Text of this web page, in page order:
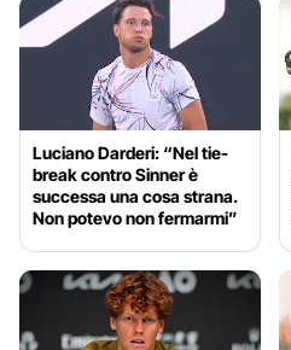
Luciano Darderi: “Nel tie-
break contro Sinner è
successa una cosa strana.
Non potevo non fermarmi”